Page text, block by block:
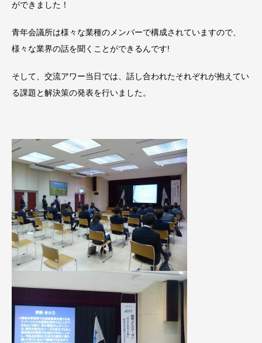
ができました！
青年会議所は様々な業種のメンバーで構成されていますので、
様々な業界の話を聞くことができるんです!
そして、交流アワー当日では、話し合われたそれぞれが抱えてい
る課題と解決策の発表を行いました。